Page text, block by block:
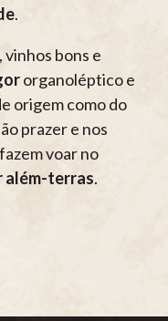
.
vinhos bons e
organoléptico e
origem como do
prazer e nos
voar no
além-terras.